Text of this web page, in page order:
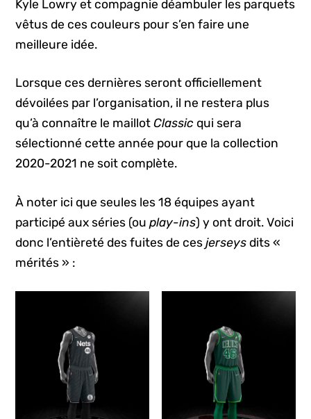
Kyle Lowry et compagnie déambuler les parquets
vêtus de ces couleurs pour s’en faire une
meilleure idée.
Lorsque ces dernières seront officiellement
dévoilées par l’organisation, il ne restera plus
qu’à connaître le maillotClassic qui sera
sélectionné cette année pour que la collection
2020-2021 ne soit complète.
À noter ici que seules les 18 équipes ayant
participé aux séries (ouplay-ins) y ont droit. Voici
donc l’entièreté des fuites de cesjerseys dits «
mérités » :